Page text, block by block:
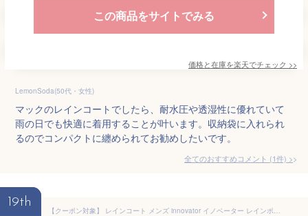
この商品をサイトでみる
価格と在庫を楽天でチェック >>
LemonSoda(50代・女性)
マックのレインコートでしたら、耐水圧や透湿性に優れていて
雨の日でも快適に着用することが叶います。収納袋に入れられ
るのでコンパクトに纏められてお勧めしたいです。
全てのおすすめコメント (1件) >
19th
【クーポン対象】 レインコート メンズ innovator イノベーター レインポンチョ カッパ レインウェア レイングッズ ポンチョ 雨具 雨 通勤 通学 雨の日 梅雨 ユニセックス フリーサイズ はっ水 雨対策 アウトドア コンパクト ポケット付き フード付き ブラック 黒 17IN-PO